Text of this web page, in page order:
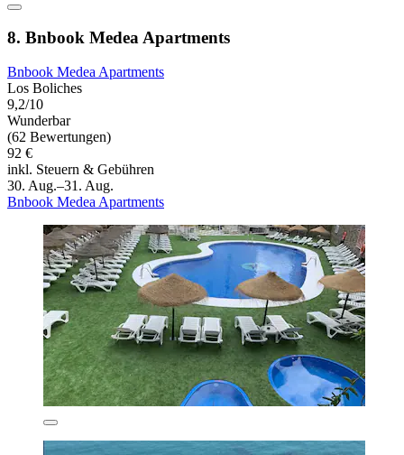
8. Bnbook Medea Apartments
Bnbook Medea Apartments
Los Boliches
9,2/10
Wunderbar
(62 Bewertungen)
92 €
inkl. Steuern & Gebühren
30. Aug.–31. Aug.
Bnbook Medea Apartments